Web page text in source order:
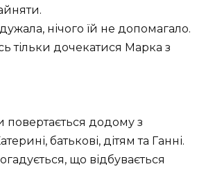
нічого їй не допомагало.
тільки дочекатися Марка з
повертається додому з
батькові, дітям та Ганні.
що відбувається